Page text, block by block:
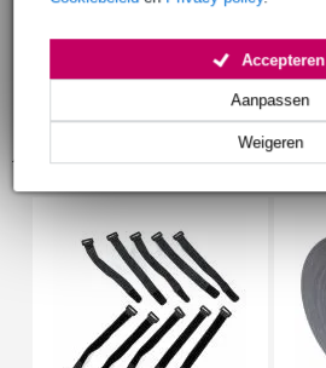
Weigeren
Aanpassen
Accepteren